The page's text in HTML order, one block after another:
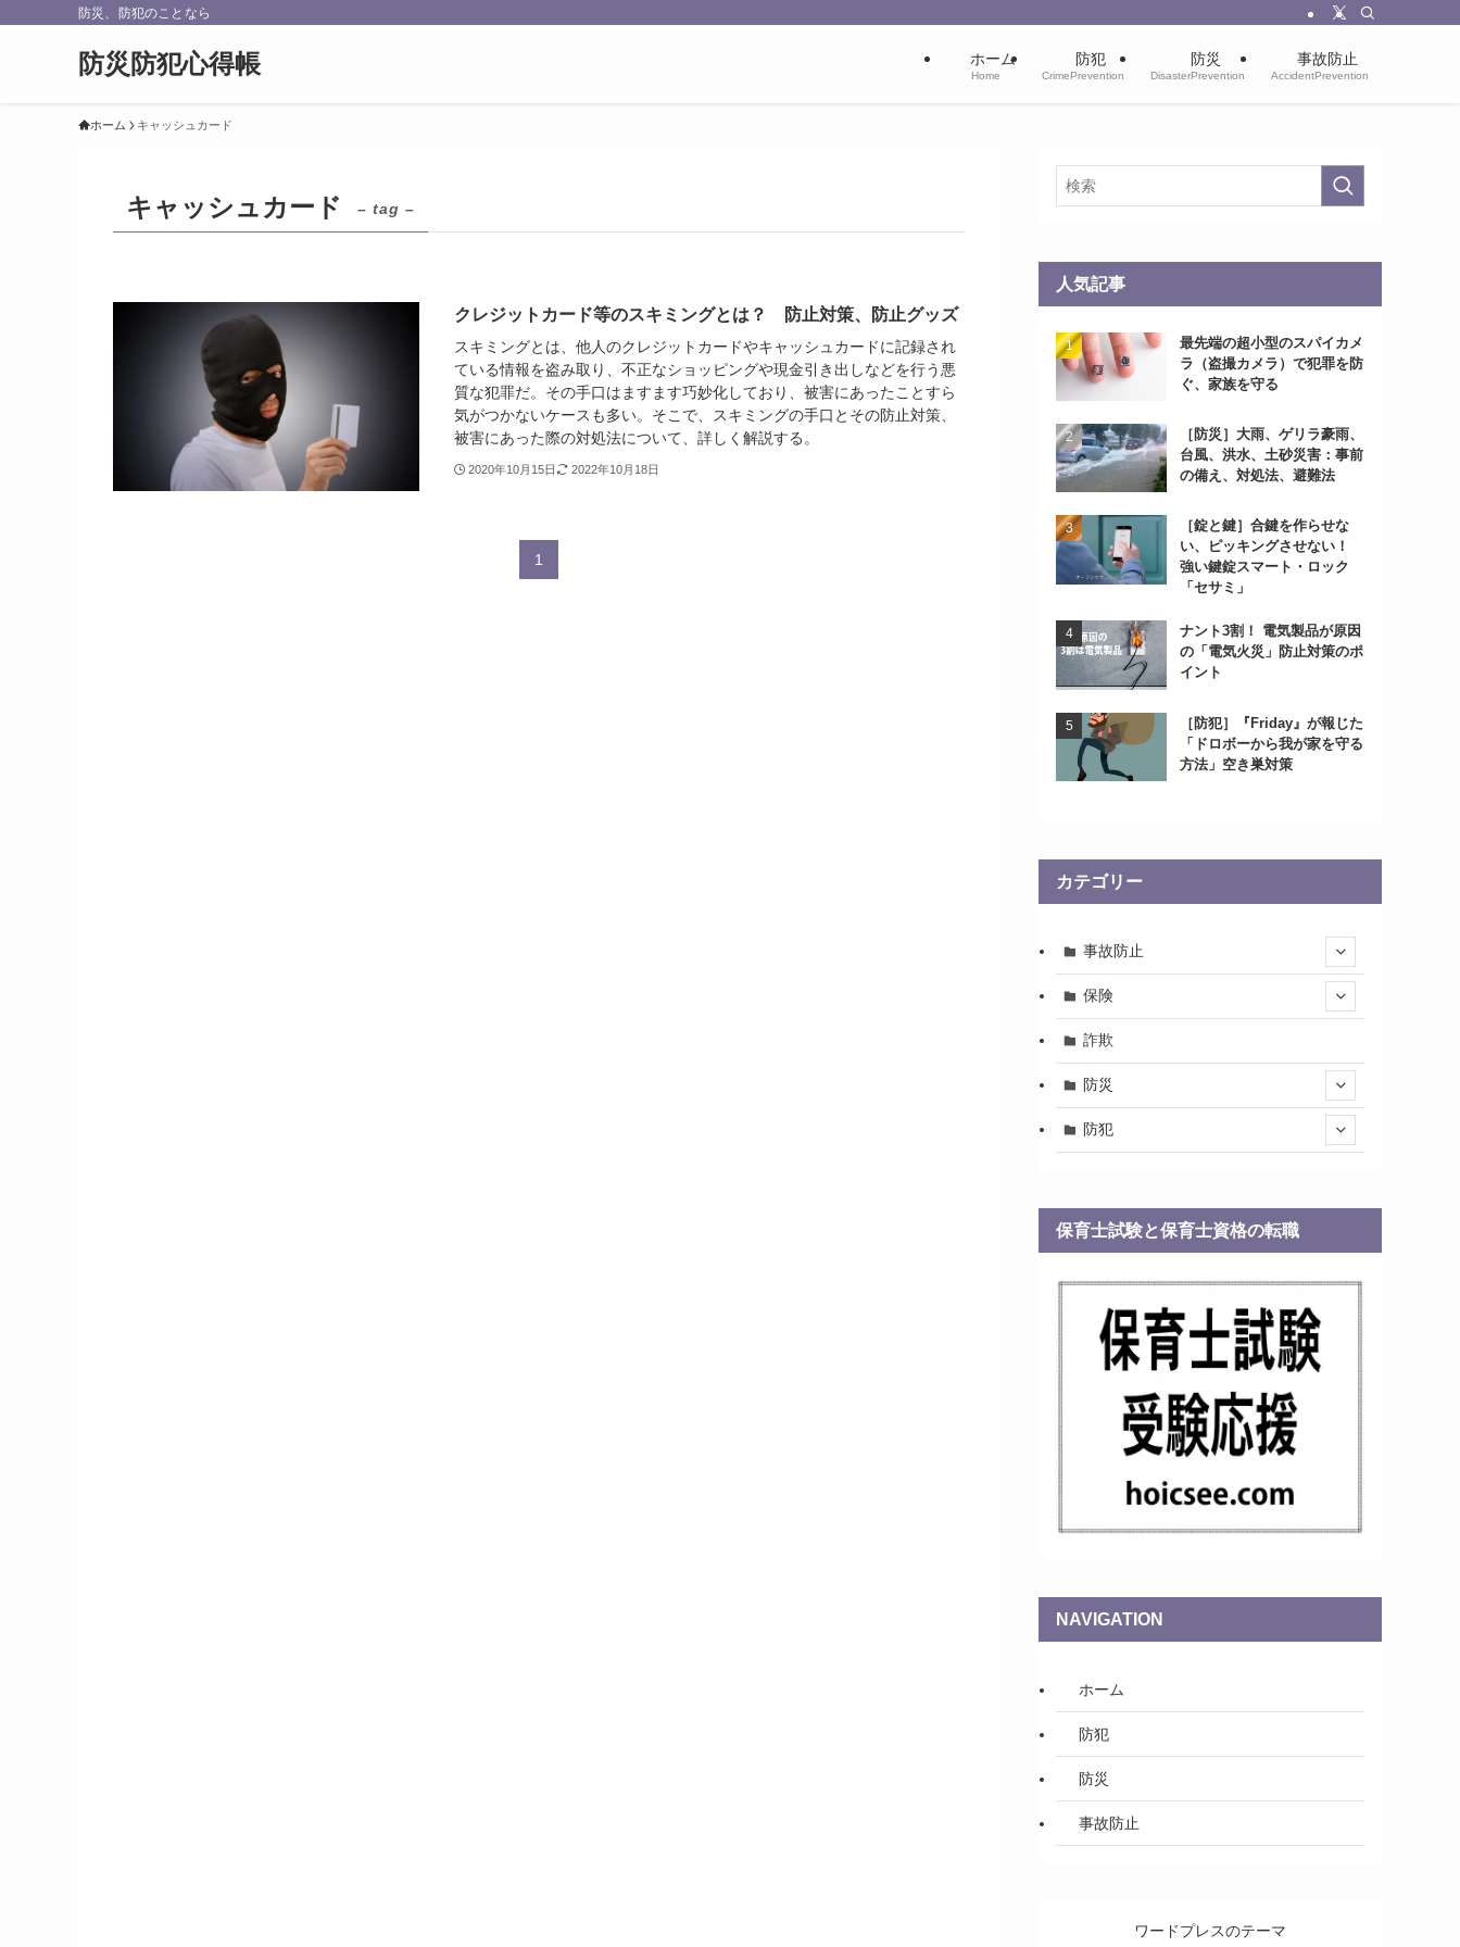
防災、防犯のことなら
防災防犯心得帳 ホーム
Home
防犯
CrimePrevention
防災
DisasterPrevention
事故防止
AccidentPrevention
ホーム キャッシュカード
キャッシュカード – tag –
クレジットカード等のスキミングとは？ 防止対策、防止グッズ
スキミングとは、他人のクレジットカードやキャッシュカードに記録され
ている情報を盗み取り、不正なショッピングや現金引き出しなどを行う悪
質な犯罪だ。その手口はますます巧妙化しており、被害にあったことすら
気がつかないケースも多い。そこで、スキミングの手口とその防止対策、
被害にあった際の対処法について、詳しく解説する。
2020年10月15日 2022年10月18日
1
人気記事
最先端の超小型のスパイカメ
ラ（盗撮カメラ）で犯罪を防
ぐ、家族を守る
［防災］大雨、ゲリラ豪雨、
台風、洪水、土砂災害：事前
の備え、対処法、避難法
［錠と鍵］合鍵を作らせな
い、ピッキングさせない！
強い鍵錠スマート・ロック
「セサミ」
ナント3割！ 電気製品が原因
の「電気火災」防止対策のポ
イント
［防犯］『Friday』が報じた
「ドロボーから我が家を守る
方法」空き巣対策
カテゴリー
事故防止
保険
詐欺
防災
防犯
保育士試験と保育士資格の転職
NAVIGATION
ホーム
防犯
防災
事故防止
ワードプレスのテーマ